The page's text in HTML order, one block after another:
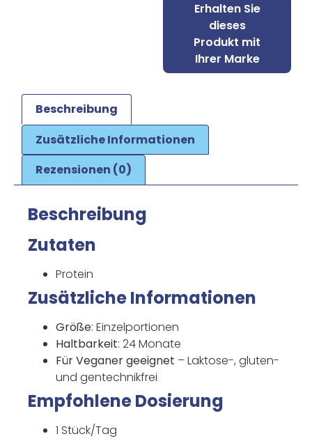
Erhalten Sie
dieses
Produkt mit
Ihrer Marke
Beschreibung
Zusätzliche Informationen
Rezensionen (0)
Beschreibung
Zutaten
Protein
Zusätzliche Informationen
Größe: Einzelportionen
Haltbarkeit: 24 Monate
Für Veganer geeignet – Laktose-, gluten-
und gentechnikfrei
Empfohlene Dosierung
1 Stück/Tag